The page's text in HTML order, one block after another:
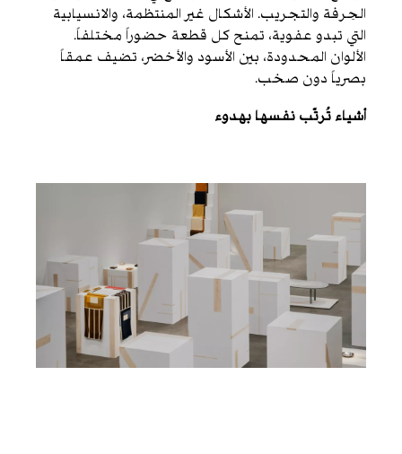
الحِرفة والتجريب. الأشكال غير المنتظمة، والانسيابية
التي تبدو عفوية، تمنح كل قطعة حضوراً مختلفاً.
الألوان المحدودة، بين الأسود والأخضر، تضيف عمقاً
بصرياً دون صخب.
أشياء تُرتّب نفسها بهدوء